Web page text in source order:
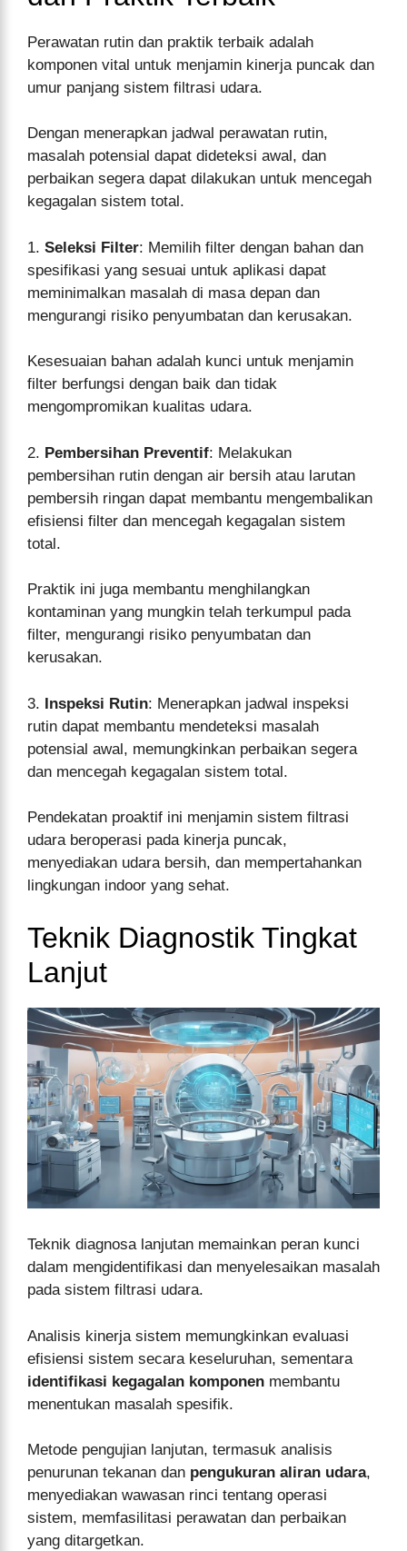
Perawatan rutin dan praktik terbaik adalah
komponen vital untuk menjamin kinerja puncak dan
umur panjang sistem filtrasi udara.
Dengan menerapkan jadwal perawatan rutin,
masalah potensial dapat dideteksi awal, dan
perbaikan segera dapat dilakukan untuk mencegah
kegagalan sistem total.
1. Seleksi Filter: Memilih filter dengan bahan dan
spesifikasi yang sesuai untuk aplikasi dapat
meminimalkan masalah di masa depan dan
mengurangi risiko penyumbatan dan kerusakan.
Kesesuaian bahan adalah kunci untuk menjamin
filter berfungsi dengan baik dan tidak
mengompromikan kualitas udara.
2. Pembersihan Preventif: Melakukan
pembersihan rutin dengan air bersih atau larutan
pembersih ringan dapat membantu mengembalikan
efisiensi filter dan mencegah kegagalan sistem
total.
Praktik ini juga membantu menghilangkan
kontaminan yang mungkin telah terkumpul pada
filter, mengurangi risiko penyumbatan dan
kerusakan.
3. Inspeksi Rutin: Menerapkan jadwal inspeksi
rutin dapat membantu mendeteksi masalah
potensial awal, memungkinkan perbaikan segera
dan mencegah kegagalan sistem total.
Pendekatan proaktif ini menjamin sistem filtrasi
udara beroperasi pada kinerja puncak,
menyediakan udara bersih, dan mempertahankan
lingkungan indoor yang sehat.
Teknik Diagnostik Tingkat
Lanjut
Teknik diagnosa lanjutan memainkan peran kunci
dalam mengidentifikasi dan menyelesaikan masalah
pada sistem filtrasi udara.
Analisis kinerja sistem memungkinkan evaluasi
efisiensi sistem secara keseluruhan, sementara
identifikasi kegagalan komponen membantu
menentukan masalah spesifik.
Metode pengujian lanjutan, termasuk analisis
penurunan tekanan dan pengukuran aliran udara,
menyediakan wawasan rinci tentang operasi
sistem, memfasilitasi perawatan dan perbaikan
yang ditargetkan.